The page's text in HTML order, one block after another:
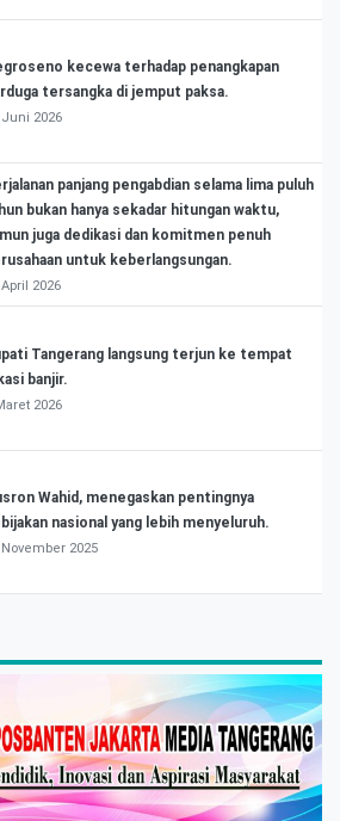
kecewa terhadap penangkapan
tersangka di jemput paksa.
Juni 2026
panjang pengabdian selama lima puluh
bukan hanya sekadar hitungan waktu,
juga dedikasi dan komitmen penuh
untuk keberlangsungan.
April 2026
Tangerang langsung terjun ke tempat
banjir.
2026
Wahid, menegaskan pentingnya
nasional yang lebih menyeluruh.
November 2025